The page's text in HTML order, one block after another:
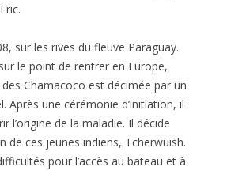
sur les rives du fleuve Paraguay.
le point de rentrer en Europe,
Chamacoco est décimée par un
Après une cérémonie d’initiation, il
l’origine de la maladie. Il décide
de ces jeunes indiens, Tcherwuish.
pour l’accès au bateau et à